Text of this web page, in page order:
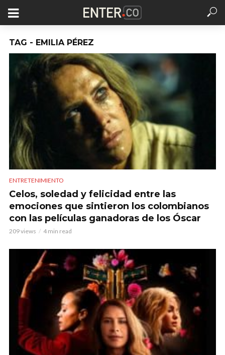
TAG - EMILIA PÉREZ
ENTRETENIMIENTO
Celos, soledad y felicidad entre las
emociones que sintieron los colombianos
con las películas ganadoras de los Óscar
209 views 4 min read